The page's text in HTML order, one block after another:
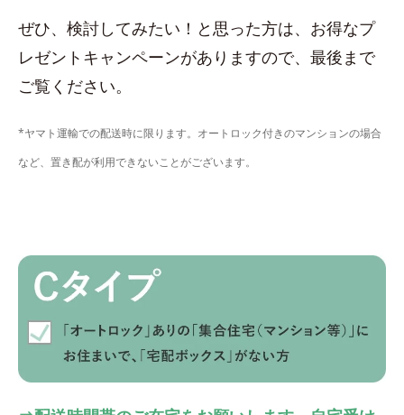
ぜひ、検討してみたい！と思った方は、お得なプ
レゼントキャンペーンがありますので、最後まで
ご覧ください。
*ヤマト運輸での配送時に限ります。オートロック付きのマンションの場合
など、置き配が利用できないことがございます。